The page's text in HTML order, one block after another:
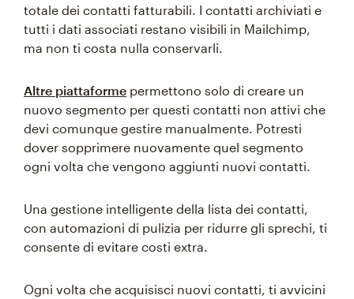
totale dei contatti fatturabili. I contatti archiviati e
tutti i dati associati restano visibili in Mailchimp,
ma non ti costa nulla conservarli.
Altre piattaforme permettono solo di creare un
nuovo segmento per questi contatti non attivi che
devi comunque gestire manualmente. Potresti
dover sopprimere nuovamente quel segmento
ogni volta che vengono aggiunti nuovi contatti.
Una gestione intelligente della lista dei contatti,
con automazioni di pulizia per ridurre gli sprechi, ti
consente di evitare costi extra.
Ogni volta che acquisisci nuovi contatti, ti avvicini